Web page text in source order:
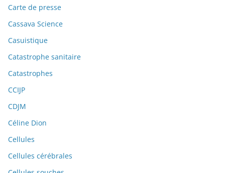
Carte de presse
Cassava Science
Casuistique
Catastrophe sanitaire
Catastrophes
CCIJP
CDJM
Céline Dion
Cellules
Cellules cérébrales